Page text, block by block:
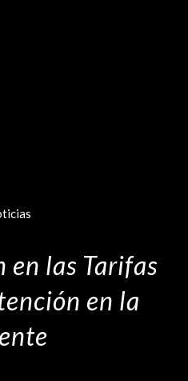
las Tarifas
en la